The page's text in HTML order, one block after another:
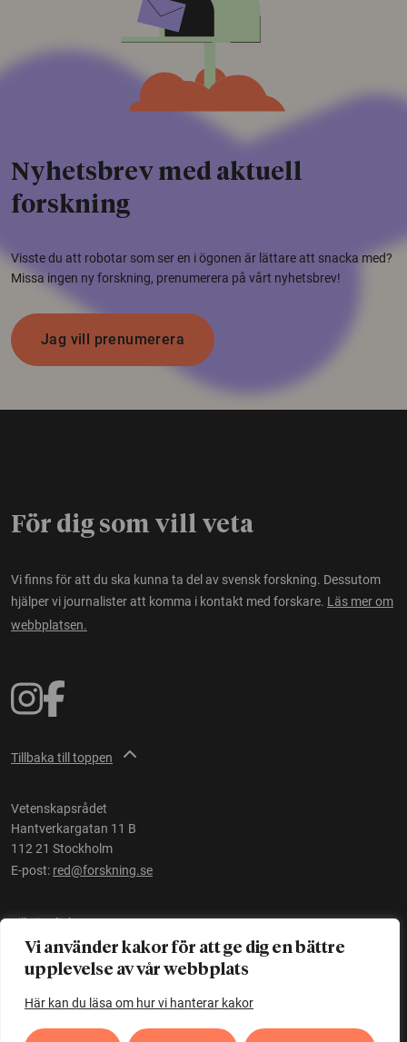
Vi använder kakor för att ge dig en bättre
upplevelse av vår webbplats
Här kan du läsa om hur vi hanterar kakor
Nyhetsbrev med aktuell
forskning
Visste du att robotar som ser en i ögonen är lättare att snacka med?
Missa ingen ny forskning, prenumerera på vårt nyhetsbrev!
Jag vill prenumerera
För dig som vill veta
Vi finns för att du ska kunna ta del av svensk forskning. Dessutom
hjälper vi journalister att komma i kontakt med forskare. Läs mer om
webbplatsen.
Tillbaka till toppen
Vetenskapsrådet
Hantverkargatan 11 B
112 21 Stockholm
E-post: red@forskning.se
Tillgänglighet
Ett initiativ avVetenskapsrådet